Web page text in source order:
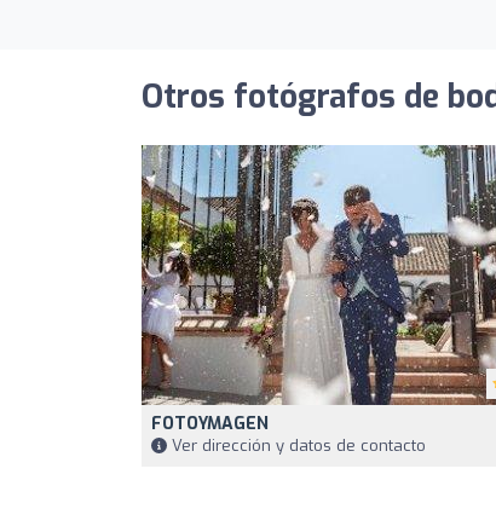
Otros fotógrafos de
FOTOYMAGEN
Ver dirección y datos de contacto